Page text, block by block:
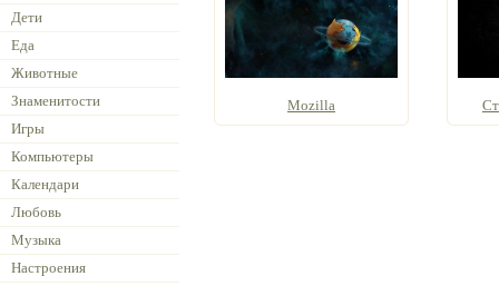
Дети
Еда
Животные
Знаменитости
Игры
Компьютеры
Календари
Любовь
Музыка
Настроения
Mozilla